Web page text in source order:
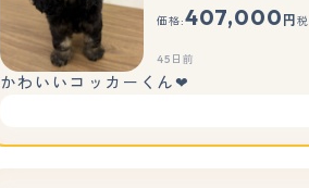
価格:407,000 円
45日前
かわいいコッカーくん❤